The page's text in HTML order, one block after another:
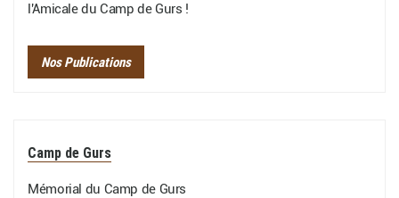
l'Amicale du Camp de Gurs !
Nos Publications
Camp de Gurs
Mémorial du Camp de Gurs